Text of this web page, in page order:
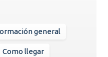
general
Como llegar